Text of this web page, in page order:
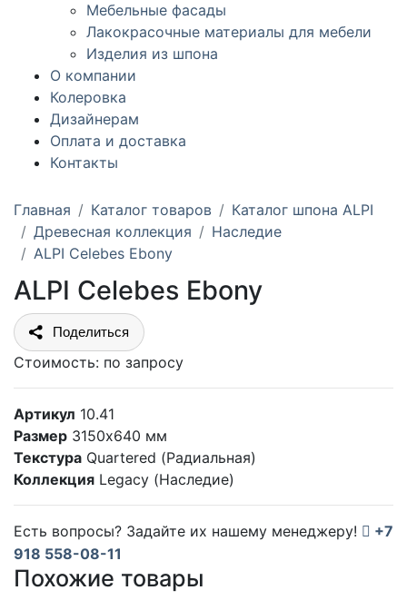
Мебельные фасады
Лакокрасочные материалы для мебели
Изделия из шпона
О компании
Колеровка
Дизайнерам
Оплата и доставка
Контакты
Главная Каталог товаров
Каталог шпона ALPI
Древесная коллекция
Наследие
ALPI Celebes Ebony
ALPI Celebes Ebony
Поделиться
Стоимость: по запросу
Артикул 10.41
Размер 3150х640 мм
Текстура Quartered (Радиальная)
Коллекция Legacy (Наследие)
Есть вопросы? Задайте их нашему менеджеру!
+7
918 558-08-11
Похожие товары